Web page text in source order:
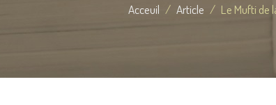
Acceuil Article Le Mufti de